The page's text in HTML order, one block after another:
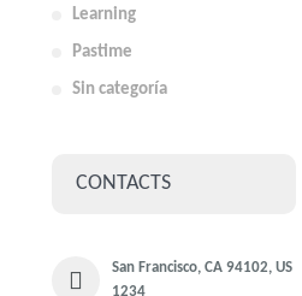
Learning
Pastime
Sin categoría
CONTACTS
San Francisco, CA 94102, US
1234